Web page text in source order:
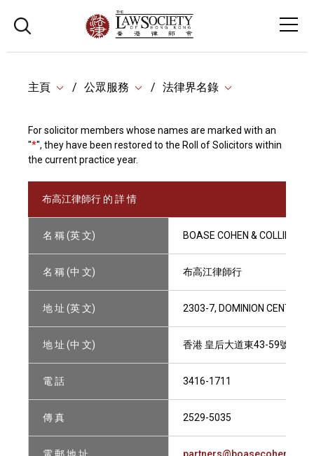
主頁 公眾服務 法律界名錄
For solicitor members whose names are marked with an
"*", they have been restored to the Roll of Solicitors within
the current practice year.
布高江律師行 的 詳 情
名 稱 (英 文) BOASE COHEN & COLLINS
名 稱 (中 文) 布高江律師行
地 址 (英 文) 2303-7, DOMINION CENTRE,
地 址 (中 文) 香港 皇后大道東43-59號東美
電 話 3416-1711
傳 真 2529-5035